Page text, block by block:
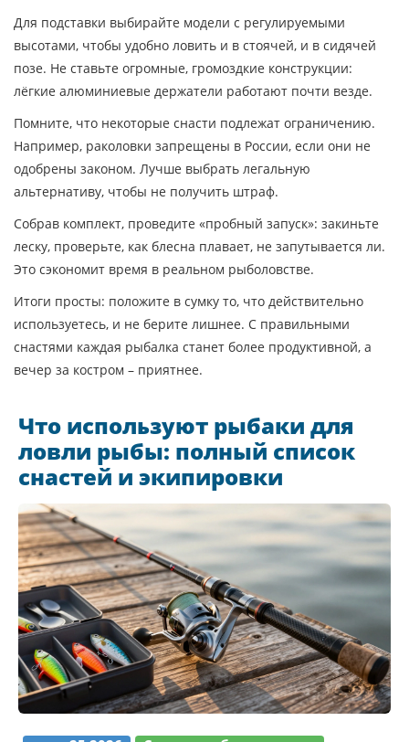
Для подставки выбирайте модели с регулируемыми
высотами, чтобы удобно ловить и в стоячей, и в сидячей
позе. Не ставьте огромные, громоздкие конструкции:
лёгкие алюминиевые держатели работают почти везде.
Помните, что некоторые снасти подлежат ограничению.
Например, раколовки запрещены в России, если они не
одобрены законом. Лучше выбрать легальную
альтернативу, чтобы не получить штраф.
Собрав комплект, проведите «пробный запуск»: закиньте
леску, проверьте, как блесна плавает, не запутывается ли.
Это сэкономит время в реальном рыболовстве.
Итоги просты: положите в сумку то, что действительно
используетесь, и не берите лишнее. С правильными
снастями каждая рыбалка станет более продуктивной, а
вечер за костром – приятнее.
Что используют рыбаки для
ловли рыбы: полный список
снастей и экипировки